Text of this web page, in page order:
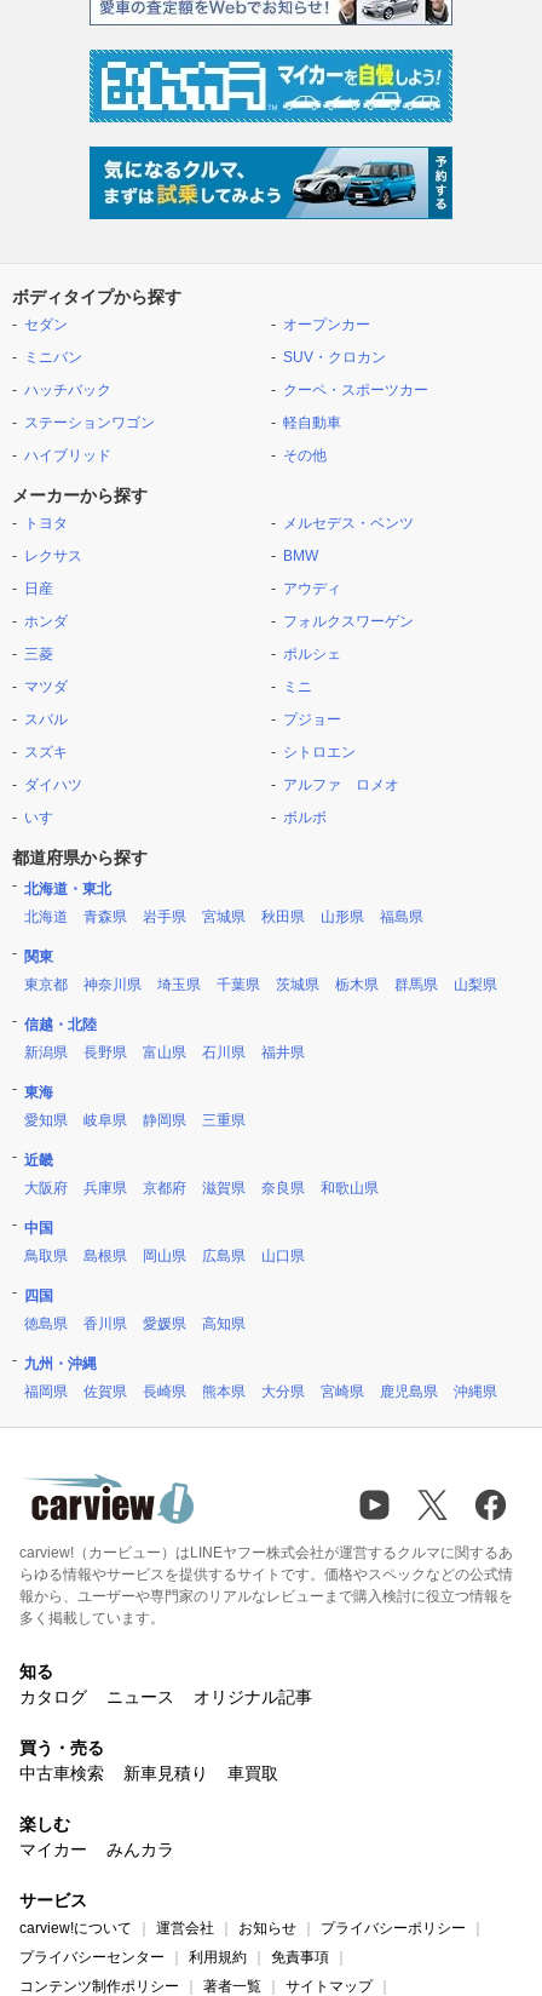
ボディタイプから探す
セダン
ミニバン
ハッチバック
ステーションワゴン
ハイブリッド
オープンカー
SUV・クロカン
クーペ・スポーツカー
軽自動車
その他
メーカーから探す
トヨタ
レクサス
日産
ホンダ
三菱
マツダ
スバル
スズキ
ダイハツ
いすゞ
メルセデス・ベンツ
BMW
アウディ
フォルクスワーゲン
ポルシェ
ミニ
プジョー
シトロエン
アルファ ロメオ
ボルボ
都道府県から探す
北海道・東北
北海道
青森県 岩手県 宮城県 秋田県 山形県 福島県
関東
東京都
神奈川県 埼玉県 千葉県 茨城県 栃木県 群馬県 山梨県
信越・北陸
新潟県
長野県 富山県 石川県 福井県
東海
愛知県
岐阜県 静岡県 三重県
近畿
大阪府
兵庫県 京都府 滋賀県 奈良県 和歌山県
中国
鳥取県
島根県 岡山県 広島県 山口県
四国
徳島県
香川県 愛媛県 高知県
九州・沖縄
福岡県
佐賀県 長崎県 熊本県 大分県 宮崎県 鹿児島県 沖縄県
carview!（カービュー）はLINEヤフー株式会社が運営するクルマに関するあ
らゆる情報やサービスを提供するサイトです。価格やスペックなどの公式情
報から、ユーザーや専門家のリアルなレビューまで購入検討に役立つ情報を
多く掲載しています。
知る
カタログ
ニュース オリジナル記事
買う・売る
中古車検索
新車見積り 車買取
楽しむ
マイカー
みんカラ
サービス
carview!について 運営会社 お知らせ
プライバシーポリシー
プライバシーセンター
利用規約
免責事項
コンテンツ制作ポリシー
著者一覧 サイトマップ